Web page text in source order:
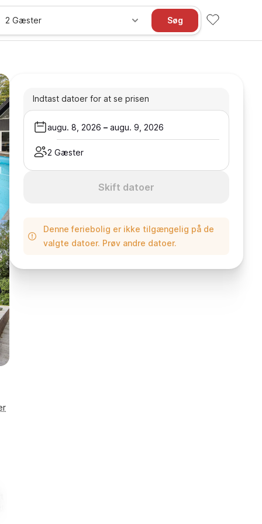
2 Gæster Søg
Indtast datoer for at se prisen
augu. 8, 2026 – augu. 9, 2026
2 Gæster
Skift datoer
Denne feriebolig er ikke tilgængelig på de
valgte datoer. Prøv andre datoer.